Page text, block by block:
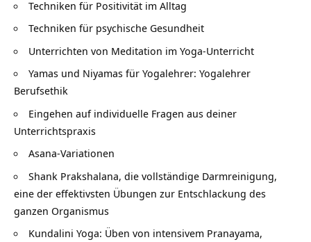
Techniken für Positivität im Alltag
Techniken für psychische Gesundheit
Unterrichten von Meditation im Yoga-Unterricht
Yamas und Niyamas für Yogalehrer: Yogalehrer
Berufsethik
Eingehen auf individuelle Fragen aus deiner
Unterrichtspraxis
Asana-Variationen
Shank Prakshalana, die vollständige Darmreinigung,
eine der effektivsten Übungen zur Entschlackung des
ganzen Organismus
Kundalini Yoga: Üben von intensivem Pranayama,